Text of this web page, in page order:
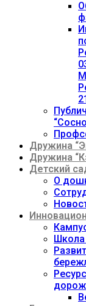
Дружина
Дружина
Детский
О
Школа